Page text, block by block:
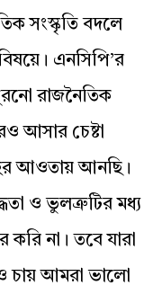
সংস্কৃতি বদলে
এনসিপি’র
রাজনৈতিক
আসার চেষ্টা
আওতায় আনছি।
ও ভুলত্রুটির মধ্য
করি না। তবে যারা
চায় আমরা ভালো